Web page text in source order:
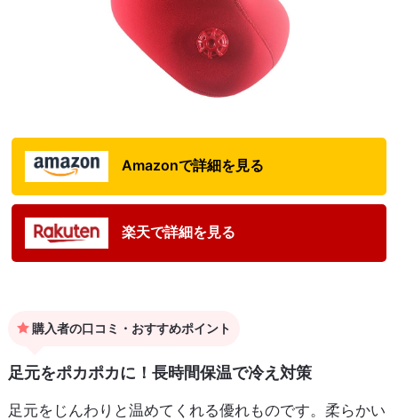
Amazonで詳細を見る
楽天で詳細を見る
購入者の口コミ・おすすめポイント
足元をポカポカに！長時間保温で冷え対策
足元をじんわりと温めてくれる優れものです。柔らかい